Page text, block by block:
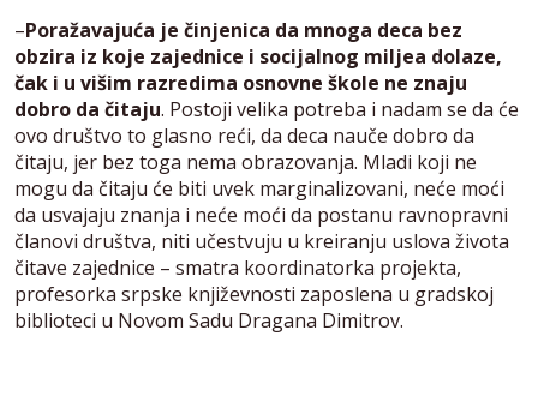
–Poražavajuća je činjenica da mnoga deca bez
obzira iz koje zajednice i socijalnog miljea dolaze,
čak i u višim razredima osnovne škole ne znaju
dobro da čitaju. Postoji velika potreba i nadam se da će
ovo društvo to glasno reći, da deca nauče dobro da
čitaju, jer bez toga nema obrazovanja. Mladi koji ne
mogu da čitaju će biti uvek marginalizovani, neće moći
da usvajaju znanja i neće moći da postanu ravnopravni
članovi društva, niti učestvuju u kreiranju uslova života
čitave zajednice – smatra koordinatorka projekta,
profesorka srpske književnosti zaposlena u gradskoj
biblioteci u Novom Sadu Dragana Dimitrov.